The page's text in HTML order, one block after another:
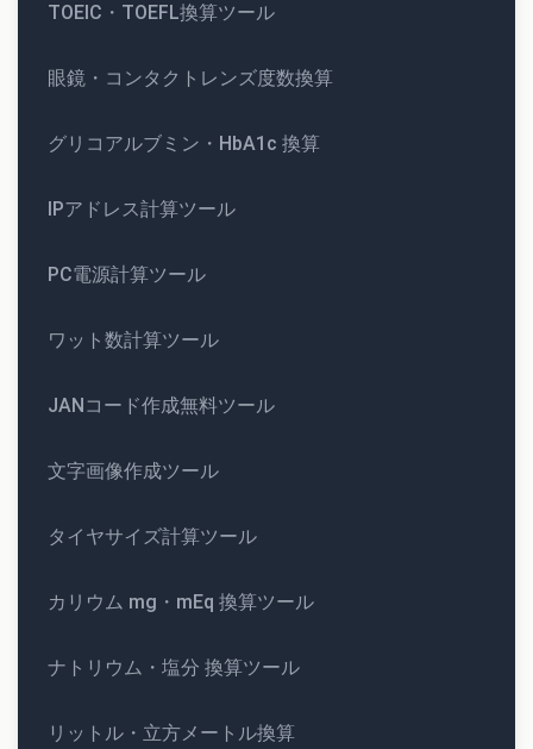
TOEIC・TOEFL換算ツール
眼鏡・コンタクトレンズ度数換算
グリコアルブミン・HbA1c 換算
IPアドレス計算ツール
PC電源計算ツール
ワット数計算ツール
JANコード作成無料ツール
文字画像作成ツール
タイヤサイズ計算ツール
カリウム mg・mEq 換算ツール
ナトリウム・塩分 換算ツール
リットル・立方メートル換算